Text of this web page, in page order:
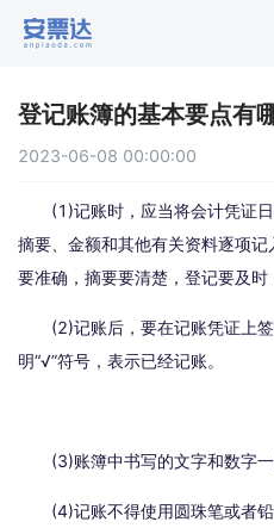
登记账簿的基本要点有
2023-06-08 00:00:00
(1)记账时，应当将会计凭证
摘要、金额和其他有关资料逐项
要准确，摘要要清楚，登记要及时
(2)记账后，要在记账凭证上
明“√”符号，表示已经记账。
(3)账簿中书写的文字和数字
(4)记账不得使用圆珠笔或者